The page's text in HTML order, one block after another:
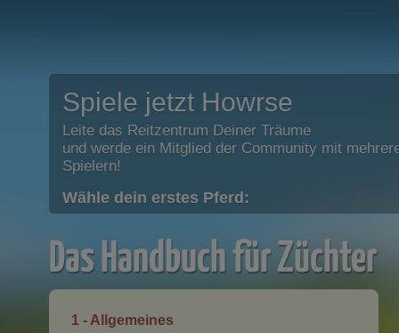
Spiele jetzt Howrse
Leite das Reitzentrum Deiner Träume
und werde ein Mitglied der Community mit
Spielern!
Wähle dein erstes Pferd:
Das Handbuch für Züchter
1 - Allgemeines